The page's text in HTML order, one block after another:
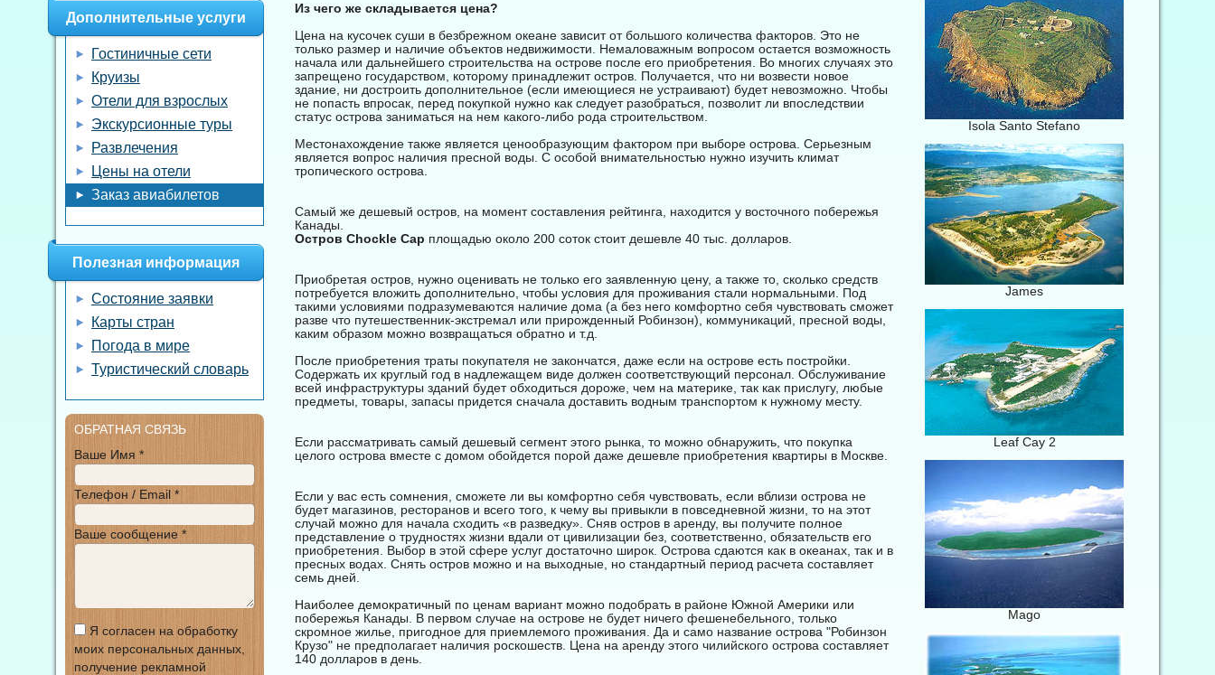
Isola Santo Stefano
James
Leaf Cay 2
Mago
Из чего же складывается цена?
Цена на кусочек суши в безбрежном океане зависит от большого количества факторов. Это не
только размер и наличие объектов недвижимости. Немаловажным вопросом остается возможность
начала или дальнейшего строительства на острове после его приобретения. Во многих случаях это
запрещено государством, которому принадлежит остров. Получается, что ни возвести новое
здание, ни достроить дополнительное (если имеющиеся не устраивают) будет невозможно. Чтобы
не попасть впросак, перед покупкой нужно как следует разобраться, позволит ли впоследствии
статус острова заниматься на нем какого-либо рода строительством.
Местонахождение также является ценообразующим фактором при выборе острова. Серьезным
является вопрос наличия пресной воды. С особой внимательностью нужно изучить климат
тропического острова.
Самый же дешевый остров, на момент составления рейтинга, находится у восточного побережья
Канады.
Остров Chockle Cap площадью около 200 соток стоит дешевле 40 тыс. долларов.
Приобретая остров, нужно оценивать не только его заявленную цену, а также то, сколько средств
потребуется вложить дополнительно, чтобы условия для проживания стали нормальными. Под
такими условиями подразумеваются наличие дома (а без него комфортно себя чувствовать сможет
разве что путешественник-экстремал или прирожденный Робинзон), коммуникаций, пресной воды,
каким образом можно возвращаться обратно и т.д.
После приобретения траты покупателя не закончатся, даже если на острове есть постройки.
Содержать их круглый год в надлежащем виде должен соответствующий персонал. Обслуживание
всей инфраструктуры зданий будет обходиться дороже, чем на материке, так как прислугу, любые
предметы, товары, запасы придется сначала доставить водным транспортом к нужному месту.
Если рассматривать самый дешевый сегмент этого рынка, то можно обнаружить, что покупка
целого острова вместе с домом обойдется порой даже дешевле приобретения квартиры в Москве.
Если у вас есть сомнения, сможете ли вы комфортно себя чувствовать, если вблизи острова не
будет магазинов, ресторанов и всего того, к чему вы привыкли в повседневной жизни, то на этот
случай можно для начала сходить «в разведку». Сняв остров в аренду, вы получите полное
представление о трудностях жизни вдали от цивилизации без, соответственно, обязательств его
приобретения. Выбор в этой сфере услуг достаточно широк. Острова сдаются как в океанах, так и в
пресных водах. Снять остров можно и на выходные, но стандартный период расчета составляет
семь дней.
Наиболее демократичный по ценам вариант можно подобрать в районе Южной Америки или
побережья Канады. В первом случае на острове не будет ничего фешенебельного, только
скромное жилье, пригодное для приемлемого проживания. Да и само название острова "Робинзон
Крузо" не предполагает наличия роскошеств. Цена на аренду этого чилийского острова составляет
140 долларов в день.
Дополнительные услуги
Гостиничные сети
Круизы
Отели для взрослых
Экскурсионные туры
Развлечения
Цены на отели
Заказ авиабилетов
Полезная информация
Состояние заявки
Карты стран
Погода в мире
Туристический словарь
ОБРАТНАЯ СВЯЗЬ
Ваше Имя *
Телефон / Email *
Ваше сообщение *
Я согласен на обработку
моих персональных данных,
получение рекламной